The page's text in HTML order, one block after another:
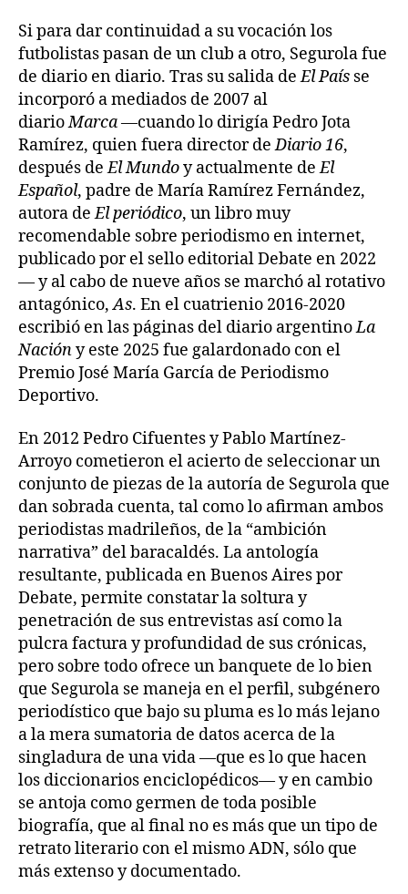
Si para dar continuidad a su vocación los
futbolistas pasan de un club a otro, Segurola fue
de diario en diario. Tras su salida deEl País se
incorporó a mediados de 2007 al
diarioMarca—cuando lo dirigía Pedro Jota
Ramírez, quien fuera director deDiario 16,
después deEl Mundoy actualmente deEl
Español, padre de María Ramírez Fernández,
autora deEl periódico, un libro muy
recomendable sobre periodismo en internet,
publicado por el sello editorial Debate en 2022
— y al cabo de nueve años se marchó al rotativo
antagónico,As. En el cuatrienio 2016-2020
escribió en las páginas del diario argentinoLa
Nacióny este 2025 fue galardonado con el
Premio José María García de Periodismo
Deportivo.
En 2012 Pedro Cifuentes y Pablo Martínez-
Arroyo cometieron el acierto de seleccionar un
conjunto de piezas de la autoría de Segurola que
dan sobrada cuenta, tal como lo afirman ambos
periodistas madrileños, de la “ambición
narrativa” del baracaldés. La antología
resultante, publicada en Buenos Aires por
Debate, permite constatar la soltura y
penetración de sus entrevistas así como la
pulcra factura y profundidad de sus crónicas,
pero sobre todo ofrece un banquete de lo bien
que Segurola se maneja en el perfil, subgénero
periodístico que bajo su pluma es lo más lejano
a la mera sumatoria de datos acerca de la
singladura de una vida —que es lo que hacen
los diccionarios enciclopédicos— y en cambio
se antoja como germen de toda posible
biografía, que al final no es más que un tipo de
retrato literario con el mismo ADN, sólo que
más extenso y documentado.